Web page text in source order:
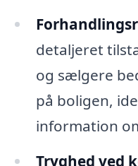
detaljeret
og sælgere
på boligen,
information
Tryghed ved